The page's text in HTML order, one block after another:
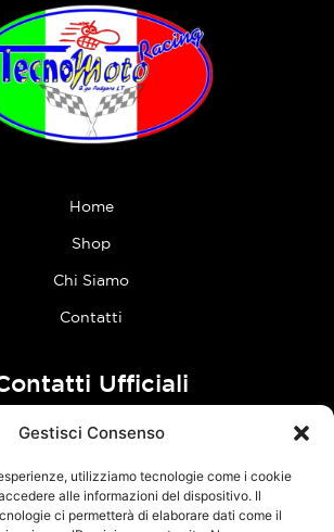
Gestisci Consenso
utilizziamo tecnologie come i cookie
alle informazioni del dispositivo. Il
ci permetterà di elaborare dati come il
Home
Shop
Chi Siamo
Contatti
Ufficiali
Follow Us